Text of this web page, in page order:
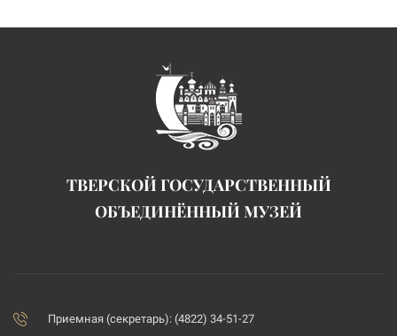
ТВЕРСКОЙ ГОСУДАРСТВЕННЫЙ
ОБЪЕДИНЁННЫЙ МУЗЕЙ
Приемная (секретарь): (4822) 34-51-27